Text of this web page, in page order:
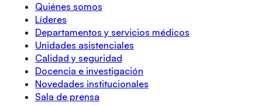
Quiénes somos
Líderes
Departamentos y servicios médicos
Unidades asistenciales
Calidad y seguridad
Docencia e investigación
Novedades institucionales
Sala de prensa